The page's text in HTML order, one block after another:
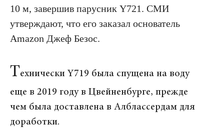
10 м, завершив парусник Y721. СМИ
утверждают, что его заказал основатель
Amazon Джеф Безос.
Технически Y719 была спущена на воду
еще в 2019 году в Цвейненбурге, прежде
чем была доставлена в Алблассердам для
доработки.